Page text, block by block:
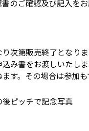
のご確認及び記入をお
次第販売終了となりま
み書をお渡しいたし
す。その場合は参加も
ッチで記念写真